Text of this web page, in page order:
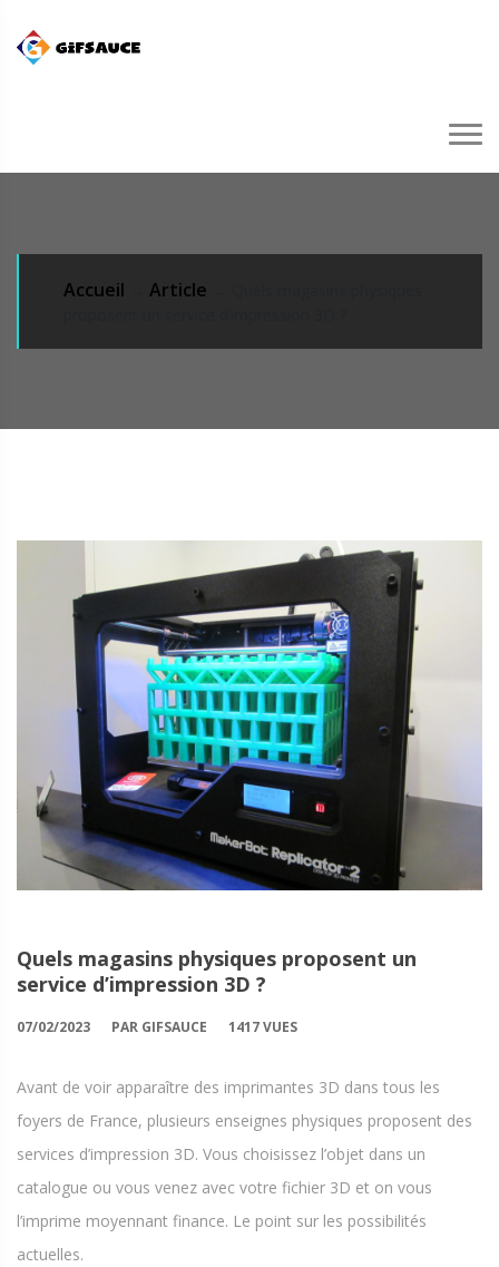
Accueil Article
Quels magasins physiques proposent un
service d’impression 3D ?
07/02/2023 PAR GIFSAUCE 1417 VUES
Avant de voir apparaître des imprimantes 3D dans tous les
foyers de France, plusieurs enseignes physiques proposent des
services d’impression 3D. Vous choisissez l’objet dans un
catalogue ou vous venez avec votre fichier 3D et on vous
l’imprime moyennant finance. Le point sur les possibilités
actuelles.